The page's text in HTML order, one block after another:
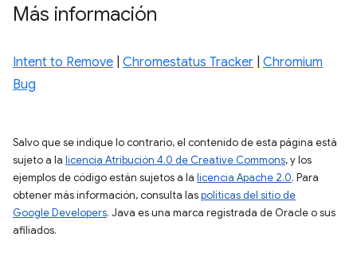
Más información
Intent to Remove Chromestatus Tracker Chromium
Bug
Salvo que se indique lo contrario, el contenido de esta página está
sujeto a la licencia Atribución 4.0 de Creative Commons, y los
ejemplos de código están sujetos a la licencia Apache 2.0. Para
obtener más información, consulta laspolíticas del sitio de
Google Developers. Java es una marca registrada de Oracle o sus
afiliados.